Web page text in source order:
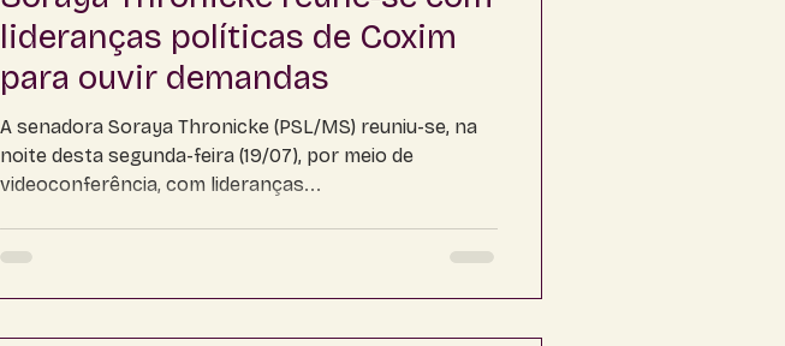
lideranças políticas de Coxim
para ouvir demandas
A senadora Soraya Thronicke (PSL/MS) reuniu-se, na
noite desta segunda-feira (19/07), por meio de
videoconferência, com lideranças...